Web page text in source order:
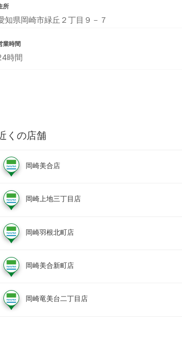
所
知県岡崎市緑丘２丁目９－７
業時間
時間
くの店舗
岡崎美合店
岡崎上地三丁目店
岡崎羽根北町店
岡崎美合新町店
岡崎竜美台二丁目店